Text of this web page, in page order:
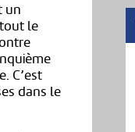
un
le
C’est
dans le